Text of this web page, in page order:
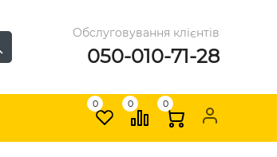
Обслуговування клієнтів
050-010-71-28
0 0 0